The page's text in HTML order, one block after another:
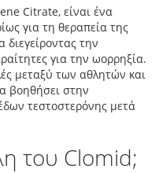
Citrate, είναι ένα
για τη θεραπεία της
διεγείροντας την
για την ωορρηξία.
μεταξύ των αθλητών και
βοηθήσει στην
τεστοστερόνης μετά
του Clomid;